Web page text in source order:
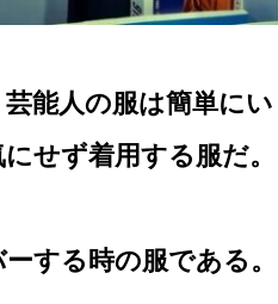
能人の服は簡単にい
せず着用する服だ。
する時の服である。